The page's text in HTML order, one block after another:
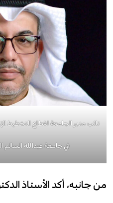
نائب مدير الجامعة لقطاع التخطيط
في جامعة عبدالله السالم
من جانبه، أكد الأستاذ